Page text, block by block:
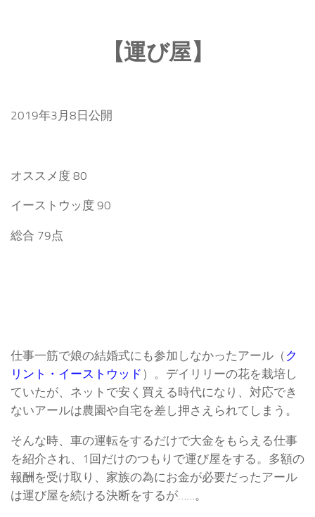
【運び屋】
2019年3月8日公開
オススメ度 80
イーストウッ度 90
総合 79点
仕事一筋で娘の結婚式にも参加しなかったアール（ ク
リント・イーストウッド ）。デイリリーの花を栽培し
ていたが、ネットで安く買える時代になり、対応でき
ないアールは農園や自宅を差し押さえられてしまう。
そんな時、車の運転をするだけで大金をもらえる仕事
を紹介され、1回だけのつもりで運び屋をする。多額の
報酬を受け取り、家族の為にお金が必要だったアール
は運び屋を続ける決断をするが……。